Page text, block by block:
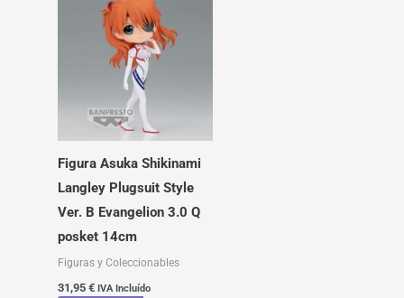
Figura Asuka Shikinami
Langley Plugsuit Style
Ver. B Evangelion 3.0 Q
posket 14cm
Figuras y Coleccionables
31,95 € IVA Incluído